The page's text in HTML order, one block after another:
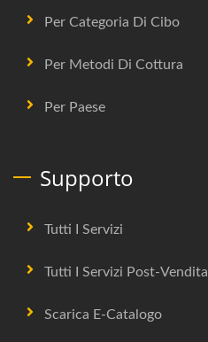
Per Categoria Di Cibo
Per Metodi Di Cottura
Per Paese
Supporto
Tutti I Servizi
Tutti I Servizi Post-Vendita
Scarica E-Catalogo